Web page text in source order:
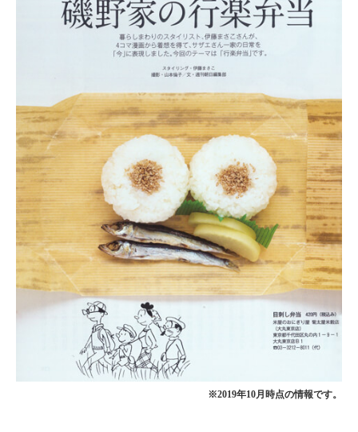
※2019年10月時点の情報です。